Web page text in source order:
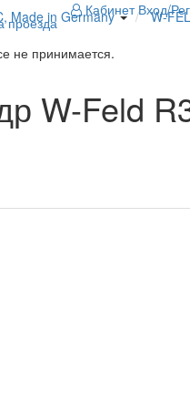
проезда
Кабинет Вход/
Made in Germany
W-
не принимается.
W-Feld